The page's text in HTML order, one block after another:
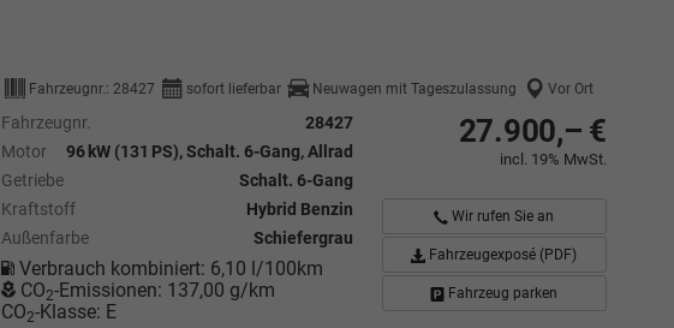
Fahrzeugnr.: 28427 sofort lieferbar Neuwagen mit Tageszulassung Vor Ort
Fahrzeugnr.
28427
Motor
96 kW (131 PS), Schalt. 6-Gang, Allrad
Getriebe
Schalt. 6-Gang
Kraftstoff
Hybrid Benzin
Außenfarbe
Schiefergrau
Verbrauch kombiniert: 6,10 l/100km
CO2-Emissionen: 137,00 g/km
CO2-Klasse: E
27.900,– €
incl. 19% MwSt.
Wir rufen Sie an
Fahrzeugexposé (PDF)
Fahrzeug parken